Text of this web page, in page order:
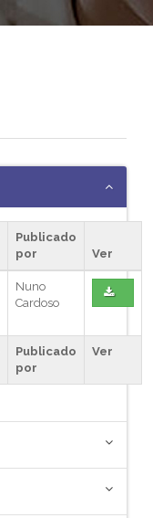
Publicado
por
Ver
Nuno
Cardoso
Publicado
por
Ver